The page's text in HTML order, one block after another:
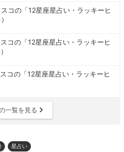
スコの「12星座星占い・ラッキーヒ
コの「12星座星占い・ラッキーヒ
コの「12星座星占い・ラッキーヒ
一覧を見る
星占い